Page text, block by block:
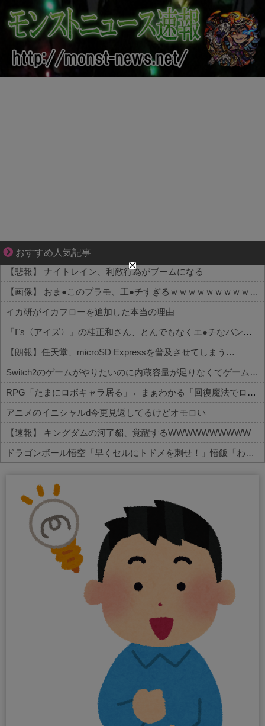
おすすめ人気記事
共感必至の“日常修羅場”短編集！
【悲報】 ナイトレイン、利敵行為がブームになる
【画像】 おま●このプラモ、工●チすぎるｗｗｗｗｗｗｗｗｗｗ
イカ研がイカフローを追加した本当の理由
『I"s〈アイズ〉』の桂正和さん、とんでもなくエ●チなパンツを描く。これもう芸術だろ
【朗報】任天堂、microSD Expressを普及させてしまう…
Switch2のゲームがやりたいのに内蔵容量が足りなくてゲームができない
RPG「たまにロボキャラ居る」←まぁわかる「回復魔法でロボキャラが回復」←？
アニメのイニシャルd今更見返してるけどオモロい
【速報】 キングダムの河了貂、覚醒するWWWWWWWWWW
ドラゴンボール悟空「早くセルにトドメを刺せ！」悟飯「わかりましたお父さん」←これｗｗｗ